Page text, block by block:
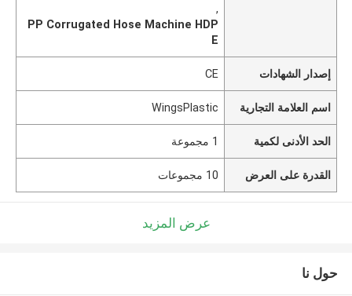
,
PP Corrugated Hose Machine HDP
E
إصدار الشهادات CE
اسم العلامة التجارية WingsPlastic
الحد الأدنى لكمية 1 مجموعة
القدرة على العرض 10 مجموعات
عرض المزيد
حول نا